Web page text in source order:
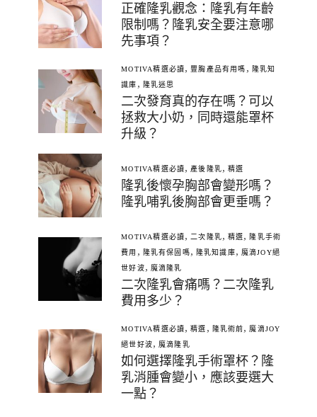
正確隆乳觀念：隆乳有年齡
限制嗎？隆乳安全要注意哪
先事項？
MOTIVA精選必讀,豐胸產品有用嗎 ,
隆乳知
識庫 , 隆乳迷思
二次發育真的存在嗎？可以
拯救大小奶，同時還能罩杯
升級？
MOTIVA精選必讀, 產後隆乳, 精選
隆乳後懷孕胸部會變形嗎？
隆乳哺乳後胸部會更垂嗎？
MOTIVA精選必讀, 二次隆乳, 精選,隆乳手術
費用 , 隆乳有保固嗎, 隆乳知識庫, 魔滴JOY絕
世好波, 魔滴隆乳
二次隆乳會痛嗎？二次隆乳
費用多少？
MOTIVA精選必讀,精選 , 隆乳術前,魔滴JOY
絕世好波, 魔滴隆乳
如何選擇隆乳手術罩杯？隆
乳消腫會變小，應該要選大
一點？